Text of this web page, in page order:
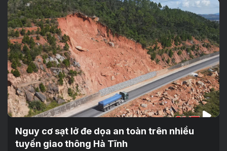
Nguy cơ sạt lở đe dọa an toàn trên nhiều
tuyến giao thông Hà Tĩnh